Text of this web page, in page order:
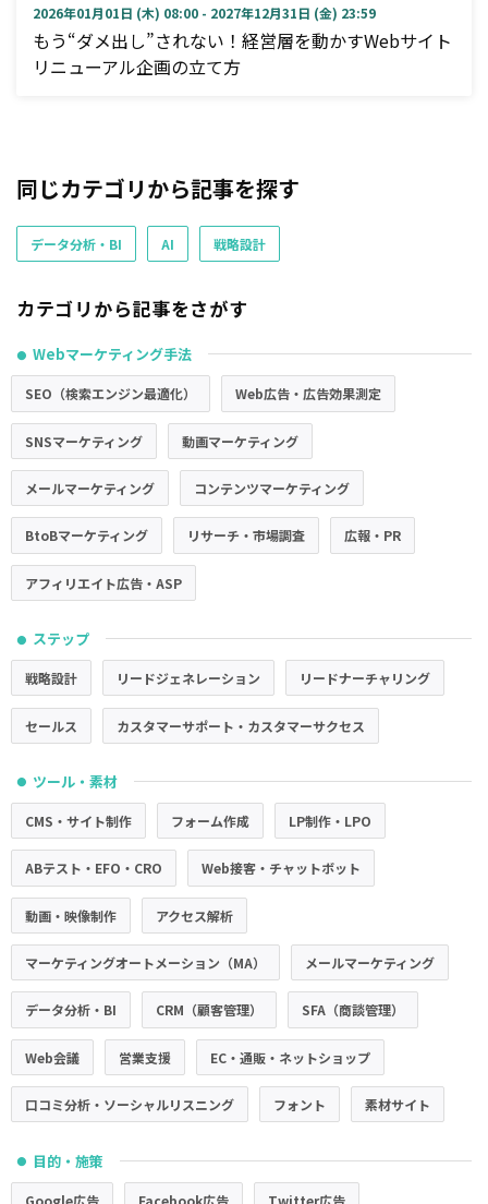
2026年01月01日 (木) 08:00 - 2027年12月31日 (金) 23:59
もう“ダメ出し”されない！経営層を動かすWebサイト
リニューアル企画の立て方
同じカテゴリから記事を探す
データ分析・BI AI 戦略設計
カテゴリから記事をさがす
● Webマーケティング手法
SEO（検索エンジン最適化） Web広告・広告効果測定
SNSマーケティング 動画マーケティング
メールマーケティング コンテンツマーケティング
BtoBマーケティング リサーチ・市場調査 広報・PR
アフィリエイト広告・ASP
● ステップ
戦略設計 リードジェネレーション リードナーチャリング
セールス カスタマーサポート・カスタマーサクセス
● ツール・素材
CMS・サイト制作 フォーム作成 LP制作・LPO
ABテスト・EFO・CRO Web接客・チャットボット
動画・映像制作 アクセス解析
マーケティングオートメーション（MA） メールマーケティング
データ分析・BI CRM（顧客管理） SFA（商談管理）
Web会議 営業支援 EC・通販・ネットショップ
口コミ分析・ソーシャルリスニング フォント 素材サイト
● 目的・施策
Google広告 Facebook広告 Twitter広告